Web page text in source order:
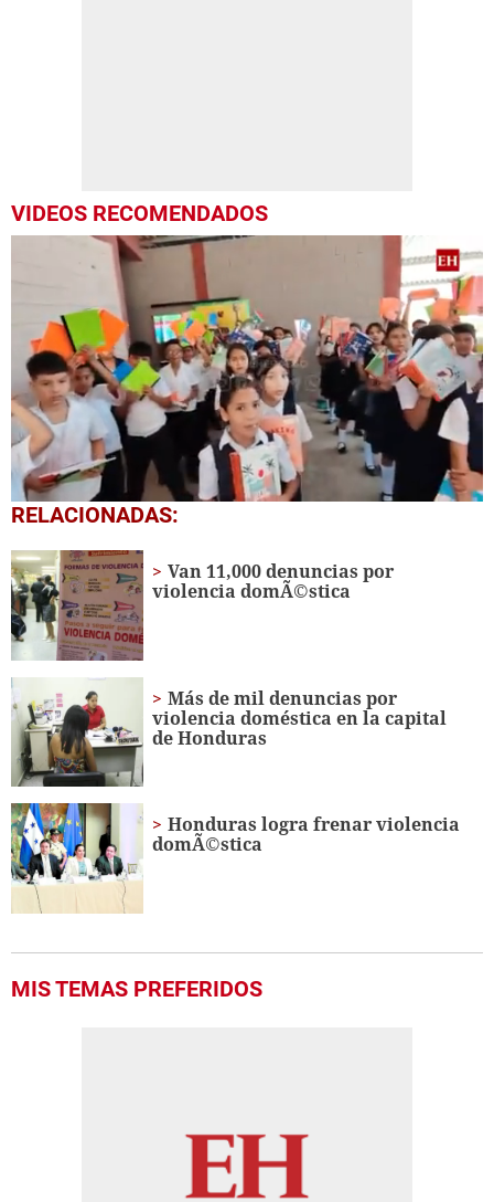
VIDEOS RECOMENDADOS
0
seconds
1
minute,
56
seconds
RELACIONADAS:
Van 11,000 denuncias por
violencia domÃ©stica
Más de mil denuncias por
violencia doméstica en la capital
de Honduras
Honduras logra frenar violencia
domÃ©stica
MIS TEMAS PREFERIDOS